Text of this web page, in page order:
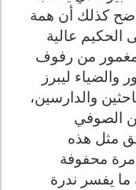
كذلك أن همة
الحكيم عالية
من رفوف
والضياء ليبرز
والدارسين،
الصوفي
مثل هذه
محفوفة
ما يفسر ندرة